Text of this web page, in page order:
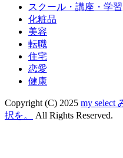
スクール・講座・学習
化粧品
美容
転職
住宅
恋愛
健康
Copyright (C) 2025 my select
択を。
All Rights Reserved.